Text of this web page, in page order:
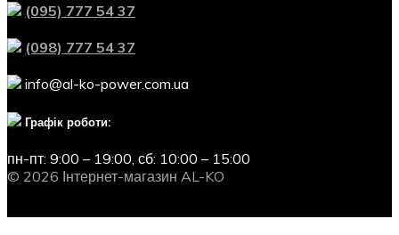
(095) 777 54 37
(098) 777 54 37
info@al-ko-power.com.ua
Графік роботи:
пн-пт: 9:00 – 19:00, сб: 10:00 – 15:00
© 2026 Інтернет-магазин AL-KO